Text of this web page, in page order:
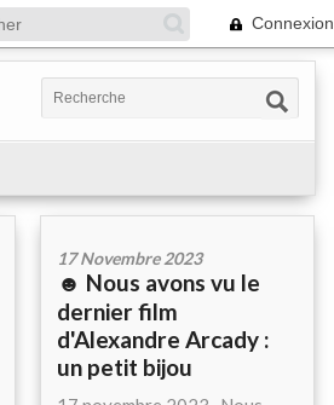
Connexion
17 Novembre 2023
☻ Nous avons vu le
dernier film
d'Alexandre Arcady :
un petit bijou